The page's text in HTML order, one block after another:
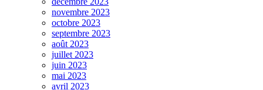
novembre 2023
octobre 2023
septembre 2023
août 2023
juillet 2023
juin 2023
mai 2023
avril 2023